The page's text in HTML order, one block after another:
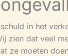
in het
zien dat veel
ze moeten